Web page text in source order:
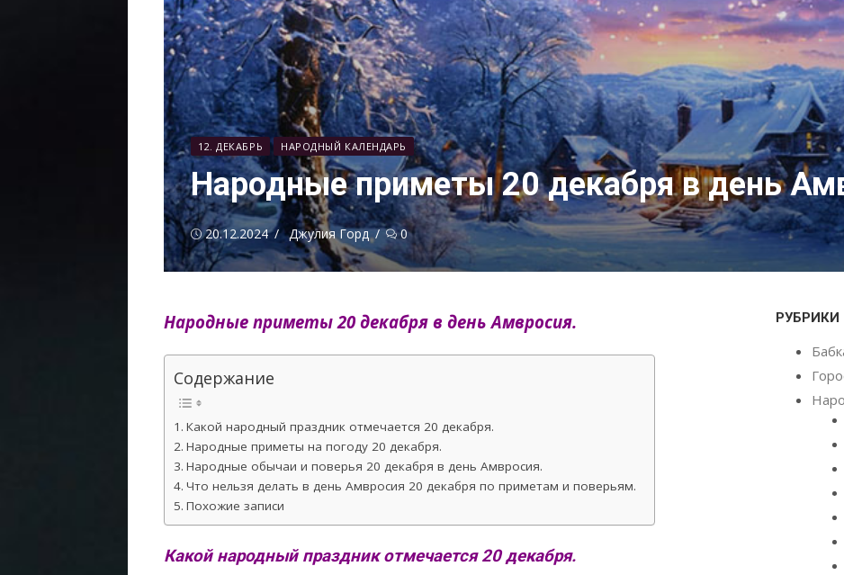
12. ДЕКАБРЬ НАРОДНЫЙ КАЛЕНДАРЬ
Народные приметы 20 декабря в день
Опубликовано
20.12.2024 Автор
Джулия Горд 0
Народные приметы 20 декабря в день Амвросия.
Содержание
Какой народный праздник отмечается 20 декабря.
Народные приметы на погоду 20 декабря.
Народные обычаи и поверья 20 декабря в день Амвросия.
Что нельзя делать в день Амвросия 20 декабря по приметам и поверьям.
Похожие записи
Какой народный праздник отмечается 20 декабря.
РУБРИКИ